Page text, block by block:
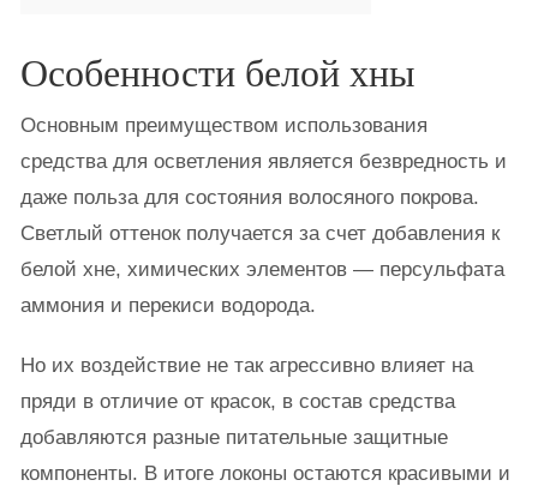
Особенности белой хны
Основным преимуществом использования
средства для осветления является безвредность и
даже польза для состояния волосяного покрова.
Светлый оттенок получается за счет добавления к
белой хне, химических элементов — персульфата
аммония и перекиси водорода.
Но их воздействие не так агрессивно влияет на
пряди в отличие от красок, в состав средства
добавляются разные питательные защитные
компоненты. В итоге локоны остаются красивыми и